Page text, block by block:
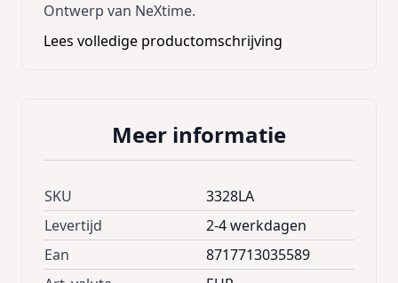
Ontwerp van NeXtime.
Lees volledige productomschrijving
Meer informatie
SKU
3328LA
Levertijd
2-4 werkdagen
Ean
8717713035589